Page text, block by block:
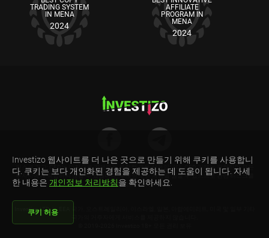
TRADING SYSTEM
IN MENA
2024
AFFILIATE
PROGRAM IN
MENA
2024
리스크 경고: CFD는 마진으로 거래되는 복잡한 금융 상품입니다. CFD 거래는 위험하며 모든
투자자에게 적합하지 않을 수 있습니다. 투자한 모든 자금을 잃을 수 있으므로 관련 리스크를
이해하고 있는지 확인하세요
Investizo LTD.는 EEA 국가, 오스트레일리아, 이스라엘, 일본, 아랍에미리트, 미국 및 일부 기타
Investizo 웹사이트를 더 나은 곳으로 만들기 위해 쿠키를 사용합니
다. 쿠키는 보다 개인화된 경험을 제공하는 데 도움이 됩니다. 자세
한 내용은 개인정보 처리방침을 확인하세요.
쿠키 허용